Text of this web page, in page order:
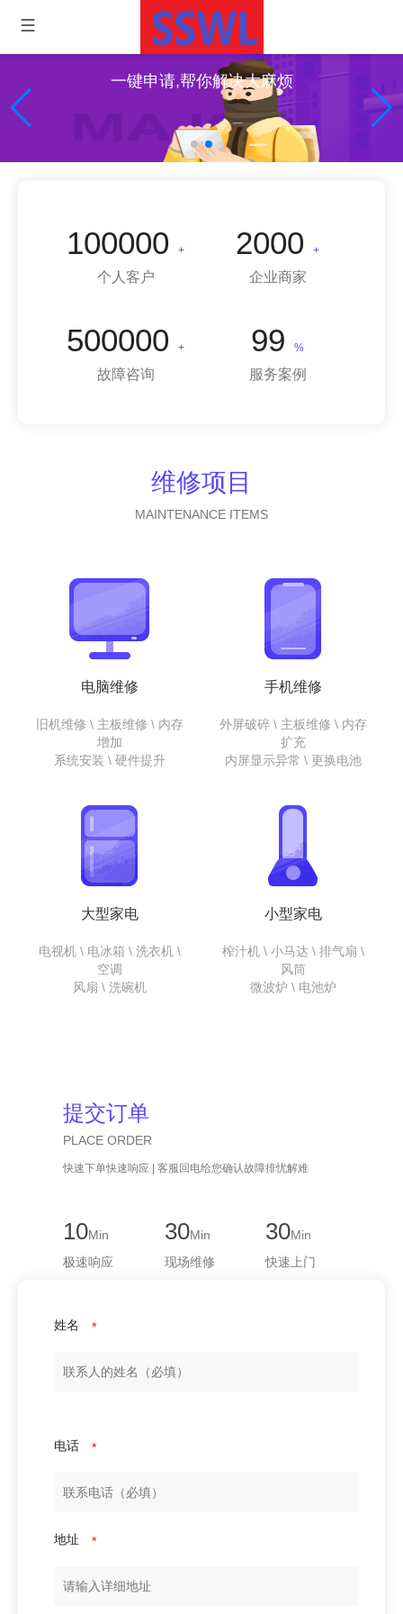
一键申请,帮你解决大麻烦
100000 +
个人客户
2000 +
企业商家
500000 +
故障咨询
99 %
服务案例
维修项目
MAINTENANCE ITEMS
电脑维修
旧机维修 \ 主板维修 \ 内存
增加
系统安装 \ 硬件提升
手机维修
外屏破碎 \ 主板维修 \ 内存
扩充
内屏显示异常 \ 更换电池
大型家电
电视机 \ 电冰箱 \ 洗衣机 \
空调
风扇 \ 洗碗机
小型家电
榨汁机 \ 小马达 \ 排气扇 \
风筒
微波炉 \ 电池炉
提交订单
PLACE ORDER
快速下单快速响应 | 客服回电给您确认故障排忧解难
10Min
极速响应
30Min
现场维修
30Min
快速上门
姓名 *
电话 *
地址 *